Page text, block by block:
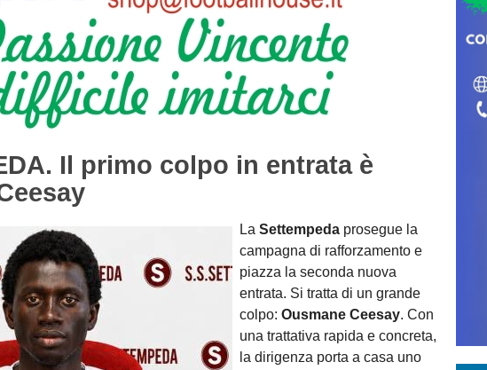
Il primo colpo in entrata è
La Settempeda prosegue la
campagna di rafforzamento e
piazza la seconda nuova
entrata. Si tratta di un grande
colpo: Ousmane Ceesay. Con
una trattativa rapida e concreta,
la dirigenza porta a casa uno